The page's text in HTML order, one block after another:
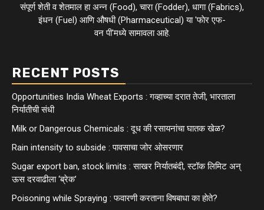
संपूर्ण शेती व शेतमाल हा अन्न (Food), चारा (Fodder), धागा (Fabrics),
इंधन (Fuel) आणि औषधी (Pharmaceutical) या 'फाेर एफ-
वन पी'मध्ये सामावला आहे.
RECENT POSTS
Opportunities India Wheat Exports : गव्हाच्या दरात तेजी, भारताला
निर्यातीची संधी
Milk or Dangerous Chemicals : दूध की रसायनांचा घातक खेळ?
Rain intensity to subside : पावसाचा जोर ओसरणार
Sugar export ban, stock limits : साखर निर्यातबंदी, स्टॉक लिमिट अन्
ऊस दरवाढीला ‘ब्रेक’
Poisoning while Spraying : फवारणी करताना विषबाधा का हाेते?